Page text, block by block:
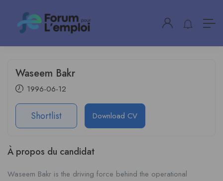
Waseem Bakr
1996-06-12
Shortlist Download CV
À propos du candidat
Waseem Bakr is the driving force behind the operational